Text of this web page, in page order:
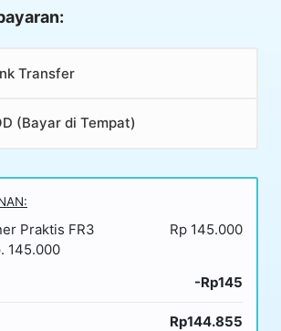
Transfer
(Bayar di Tempat)
Praktis FR3
145.000
Rp 145.000
-Rp145
Rp144.855